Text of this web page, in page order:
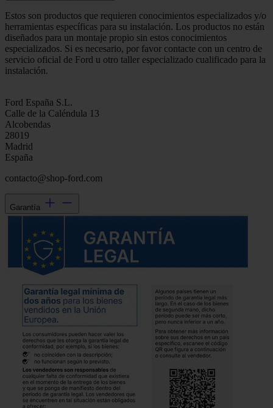
Estos son productos que requieren conocimientos especializados y/o
herramientas específicas para su instalación. Los productos no están
diseñados para un montaje propio sin estos conocimientos
especializados. Si es necesario, por favor contacte con un centro de
servicio oficial de Ford u otro taller especializado cualificado para la
instalación.
Ford España S.L.
Calle de la Caléndula 13
Alcobendas
28019
Madrid
España
contacto@shop-ford.com
Garantía